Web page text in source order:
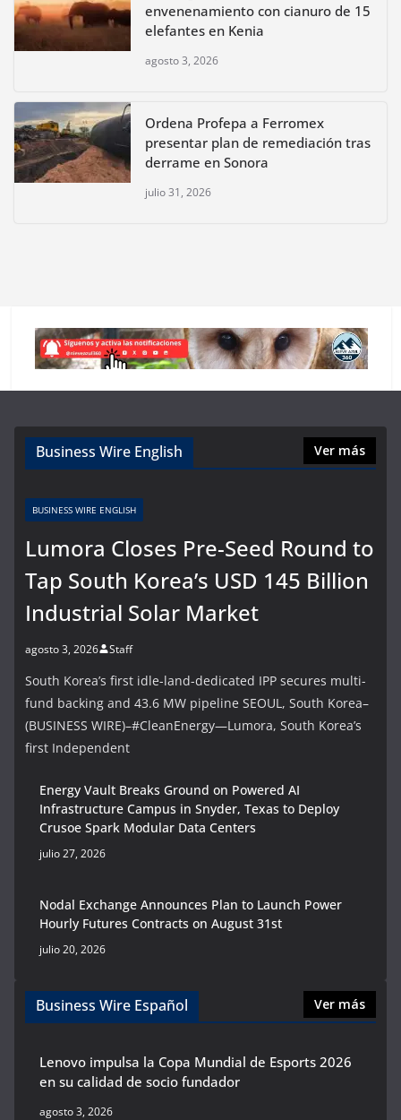
envenenamiento con cianuro de 15
elefantes en Kenia
agosto 3, 2026
Ordena Profepa a Ferromex
presentar plan de remediación tras
derrame en Sonora
julio 31, 2026
Business Wire English Ver más
BUSINESS WIRE ENGLISH
Lumora Closes Pre-Seed Round to
Tap South Korea’s USD 145 Billion
Industrial Solar Market
agosto 3, 2026 Staff
South Korea’s first idle-land-dedicated IPP secures multi-
fund backing and 43.6 MW pipeline SEOUL, South Korea–
(BUSINESS WIRE)–#CleanEnergy—Lumora, South Korea’s
first Independent
Energy Vault Breaks Ground on Powered AI
Infrastructure Campus in Snyder, Texas to Deploy
Crusoe Spark Modular Data Centers
julio 27, 2026
Nodal Exchange Announces Plan to Launch Power
Hourly Futures Contracts on August 31st
julio 20, 2026
Business Wire Español Ver más
Lenovo impulsa la Copa Mundial de Esports 2026
en su calidad de socio fundador
agosto 3, 2026